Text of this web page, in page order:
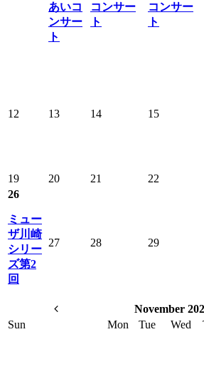
あいコ
ンサー
ト
コンサー
ト
コンサー
ト
12 13 14 15
19 20 21 22
26
ミュー
ザ川崎
シリー
ズ第2
回
27 28 29
November
Sun
Mon Tue Wed